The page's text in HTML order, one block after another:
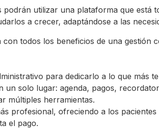
podrán utilizar una plataforma que está
a crecer, adaptándose a las
todos los beneficios de una gestión
para dedicarlo a lo que más
un solo lugar: agenda, pagos,
múltiples herramientas.
profesional, ofreciendo a los
el pago.